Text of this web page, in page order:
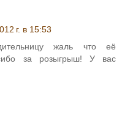
г. в 15:53
жаль что её
за розыгрыш! У вас